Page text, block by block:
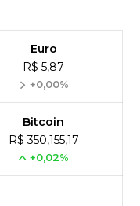
Euro
R$ 5,87
+0,00%
Bitcoin
R$ 350,155,17
+0,02%